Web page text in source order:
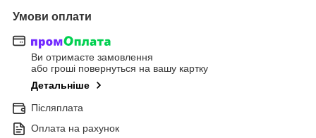
Умови оплати
Ви отримаєте замовлення
або гроші повернуться на вашу картку
Детальніше
Післяплата
Оплата на рахунок